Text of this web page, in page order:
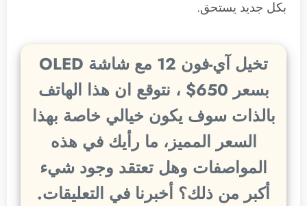
بكل جديد يستحق.
تخيل آي-فون 12 مع شاشة OLED
بسعر 650$ ، نتوقع ان هذا الهاتف
بالذات سوف يكون خيالي خاصة بهذا
السعر المميز، ما رأيك في هذه
المواصفات وهل تعتقد وجود شيء
أكبر من ذلك؟ أخبرنا في التعليقات.